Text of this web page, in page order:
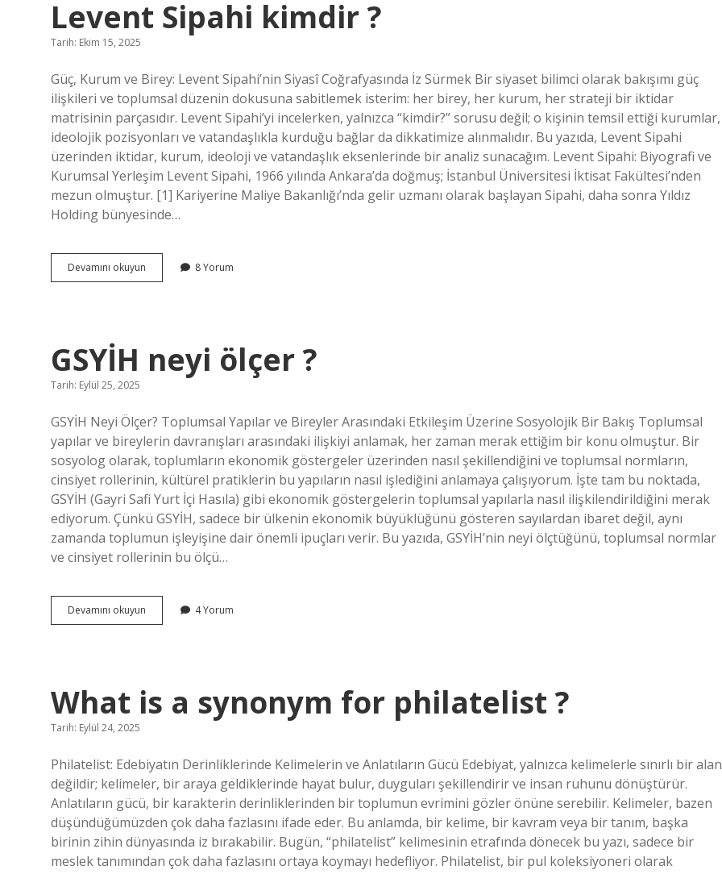
Levent Sipahi kimdir ?
Tarih: Ekim 15, 2025
Güç, Kurum ve Birey: Levent Sipahi’nin Siyasî Coğrafyasında İz Sürmek Bir siyaset bilimci olarak bakışımı güç
ilişkileri ve toplumsal düzenin dokusuna sabitlemek isterim: her birey, her kurum, her strateji bir iktidar
matrisinin parçasıdır. Levent Sipahi’yi incelerken, yalnızca “kimdir?” sorusu değil; o kişinin temsil ettiği kurumlar,
ideolojik pozisyonları ve vatandaşlıkla kurduğu bağlar da dikkatimize alınmalıdır. Bu yazıda, Levent Sipahi
üzerinden iktidar, kurum, ideoloji ve vatandaşlık eksenlerinde bir analiz sunacağım. Levent Sipahi: Biyografi ve
Kurumsal Yerleşim Levent Sipahi, 1966 yılında Ankara’da doğmuş; İstanbul Üniversitesi İktisat Fakültesi’nden
mezun olmuştur. [1] Kariyerine Maliye Bakanlığı’nda gelir uzmanı olarak başlayan Sipahi, daha sonra Yıldız
Holding bünyesinde…
Devamını okuyun
Sipahi
8 Yorum
GSYİH neyi ölçer ?
Tarih: Eylül 25, 2025
GSYİH Neyi Ölçer? Toplumsal Yapılar ve Bireyler Arasındaki Etkileşim Üzerine Sosyolojik Bir Bakış Toplumsal
yapılar ve bireylerin davranışları arasındaki ilişkiyi anlamak, her zaman merak ettiğim bir konu olmuştur. Bir
sosyolog olarak, toplumların ekonomik göstergeler üzerinden nasıl şekillendiğini ve toplumsal normların,
cinsiyet rollerinin, kültürel pratiklerin bu yapıların nasıl işlediğini anlamaya çalışıyorum. İşte tam bu noktada,
GSYİH (Gayri Safi Yurt İçi Hasıla) gibi ekonomik göstergelerin toplumsal yapılarla nasıl ilişkilendirildiğini merak
ediyorum. Çünkü GSYİH, sadece bir ülkenin ekonomik büyüklüğünü gösteren sayılardan ibaret değil, aynı
zamanda toplumun işleyişine dair önemli ipuçları verir. Bu yazıda, GSYİH’nin neyi ölçtüğünü, toplumsal normlar
ve cinsiyet rollerinin bu ölçü…
Devamını okuyun
neyi
4 Yorum
What is a synonym for philatelist ?
Tarih: Eylül 24, 2025
Philatelist: Edebiyatın Derinliklerinde Kelimelerin ve Anlatıların Gücü Edebiyat, yalnızca kelimelerle sınırlı bir alan
değildir; kelimeler, bir araya geldiklerinde hayat bulur, duyguları şekillendirir ve insan ruhunu dönüştürür.
Anlatıların gücü, bir karakterin derinliklerinden bir toplumun evrimini gözler önüne serebilir. Kelimeler, bazen
düşündüğümüzden çok daha fazlasını ifade eder. Bu anlamda, bir kelime, bir kavram veya bir tanım, başka
birinin zihin dünyasında iz bırakabilir. Bugün, “philatelist” kelimesinin etrafında dönecek bu yazı, sadece bir
meslek tanımından çok daha fazlasını ortaya koymayı hedefliyor. Philatelist, bir pul koleksiyoneri olarak